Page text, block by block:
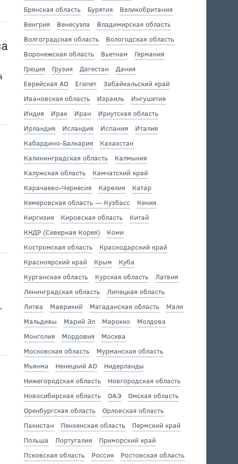
Брянская область
Бурятия
Великобритания
Венгрия
Венесуэла
Владимирская область
Волгоградская область
Вологодская область
Воронежская область
Вьетнам
Германия
Греция
Грузия Дагестан
Дания
Еврейская АО
Египет
Забайкальский край
Ивановская область
Израиль
Ингушетия
Индия
Ирак Иран
Иркутская область
Ирландия
Исландия Испания
Италия
Кабардино-Балкария
Казахстан
Калининградская область
Калмыкия
Калужская область
Камчатский край
Карачаево-Черкесия
Карелия
Катар
Кемеровская область — Кузбасс
Кения
Киргизия
Кировская область
Китай
КНДР (Северная Корея)
Коми
Костромская область
Краснодарский край
Красноярский край
Крым
Куба
Курганская область
Курская область
Латвия
Ленинградская область
Липецкая область
Литва
Маврикий Магаданская область
Мали
Мальдивы
Марий Эл Марокко
Молдова
Монголия
Мордовия
Москва
Московская область
Мурманская область
Мьянма
Ненецкий АО
Нидерланды
Нижегородская область
Новгородская область
Новосибирская область
ОАЭ
Омская область
Оренбургская область
Орловская область
Пакистан
Пензенская область
Пермский край
Польша
Португалия
Приморский край
Псковская область
Россия
Ростовская область